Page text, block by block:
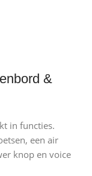
&
in functies.
een air
knop en voice